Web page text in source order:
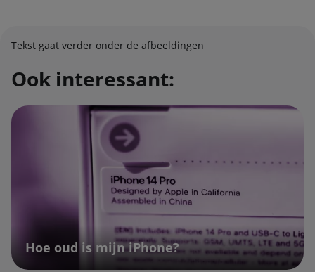
Tekst gaat verder onder de afbeeldingen
Ook interessant:
Hoe oud is mijn iPhone?